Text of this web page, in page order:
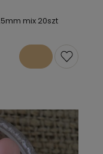
mix 20szt